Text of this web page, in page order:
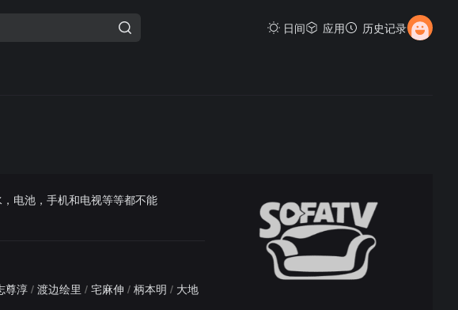
日间 应用 历史记录
电池，手机和电视等等都不能
尊淳 / 渡边绘里 / 宅麻伸 / 柄本明 / 大地